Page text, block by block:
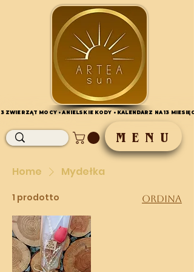
M E N U
13 ZWIERZĄT MOCY • ANIELSKIE KODY • KALENDARZ NA 13
ZWIERZĄT MOCY • ANIELSKIE KODY • KALENDARZ NA 13
Home Mydełka
1 prodotto Ordina